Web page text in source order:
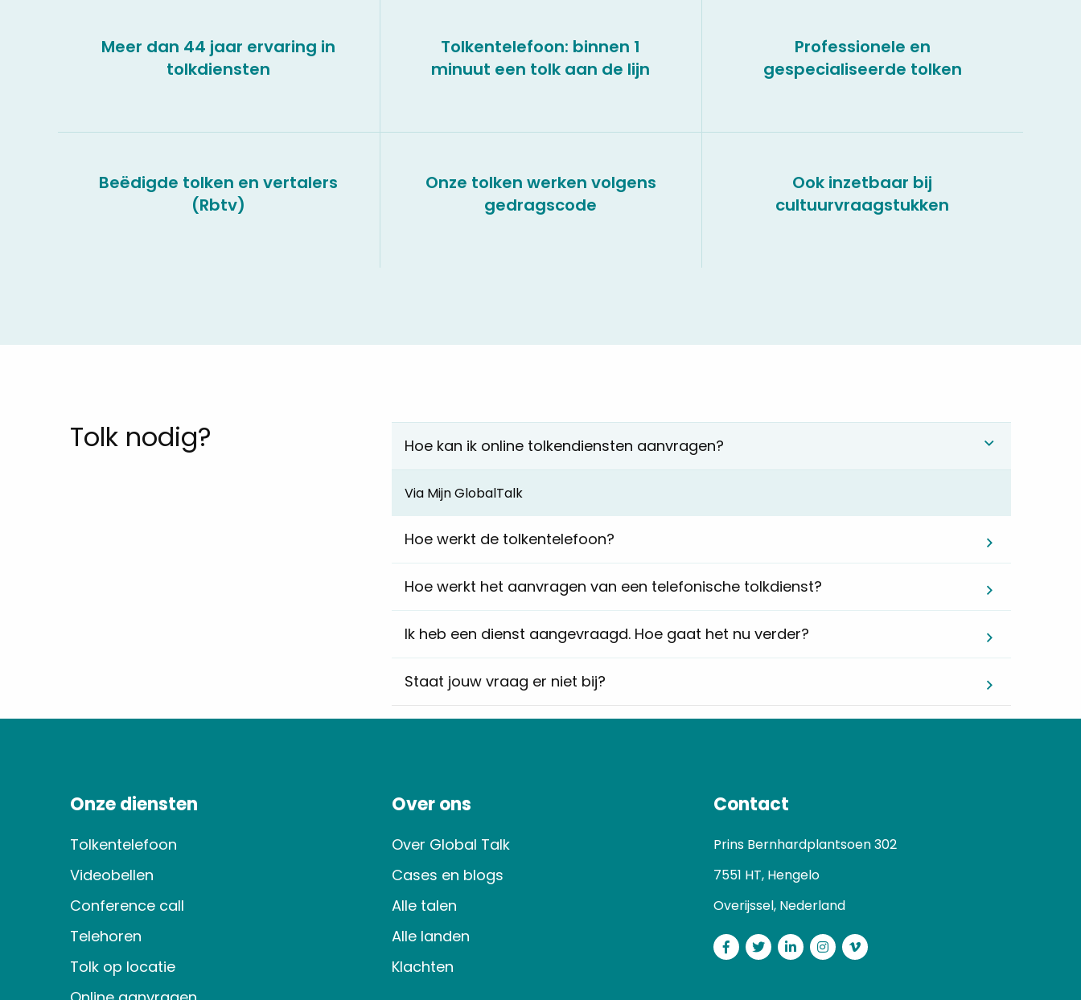
Meer dan 44 jaar ervaring in
tolkdiensten
Tolkentelefoon: binnen 1
minuut een tolk aan de lijn
Professionele en
gespecialiseerde tolken
Beëdigde tolken en vertalers
(Rbtv)
Onze tolken werken volgens
gedragscode
Ook inzetbaar bij
cultuurvraagstukken
Tolk nodig? Hoe kan ik online tolkendiensten aanvragen?
Via Mijn GlobalTalk
Hoe werkt de tolkentelefoon?
Hoe werkt het aanvragen van een telefonische tolkdienst?
Ik heb een dienst aangevraagd. Hoe gaat het nu verder?
Staat jouw vraag er niet bij?
Onze diensten
Tolkentelefoon
Videobellen
Conference call
Telehoren
Tolk op locatie
Over ons
Over Global Talk
Cases en blogs
Alle talen
Alle landen
Klachten
Contact
Prins Bernhardplantsoen 302
7551 HT, Hengelo
Overijssel, Nederland
Facebook
TwitterLinkedInInstagram
Vimeo